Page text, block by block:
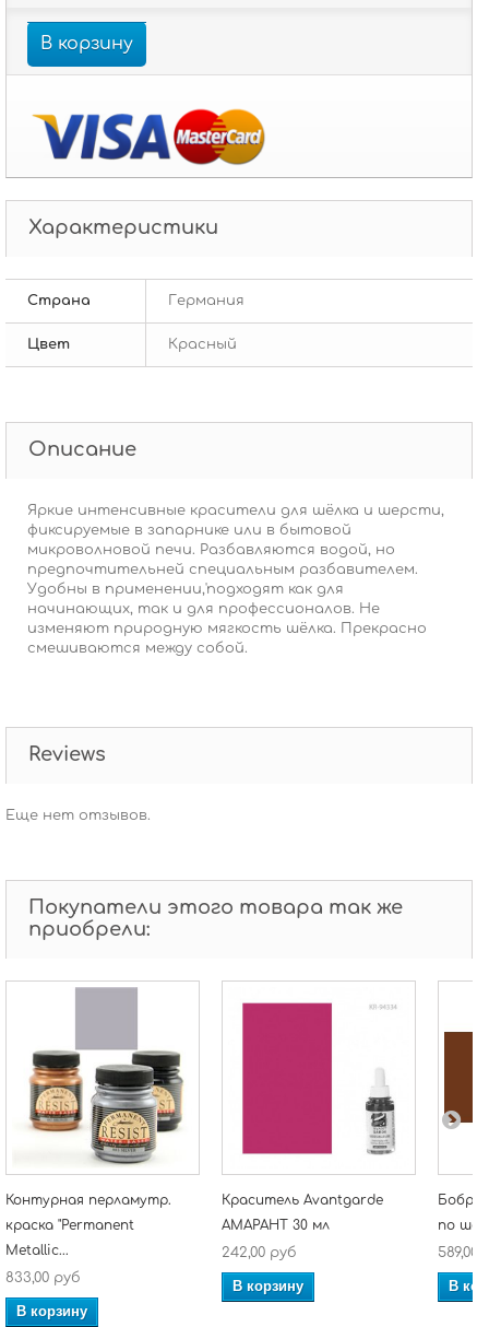
В корзину
Характеристики
Страна Германия
Цвет Красный
Описание
Яркие интенсивные красители для шёлка и шерсти,
фиксируемые в запарнике или в бытовой
микроволновой печи. Разбавляются водой, но
предпочтительней специальным разбавителем.
Удобны в применении,'подходят как для
начинающих, так и для профессионалов. Не
изменяют природную мягкость шёлка. Прекрасно
смешиваются между собой.
Reviews
Еще нет отзывов.
Покупатели этого товара так же
приобрели:
Контурная перламутр.
краска "Permanent
Metallic...
833,00 руб
В корзину
Краситель Avantgarde
АМАРАНТ 30 мл
242,00 руб
В корзину
по
589,00
В